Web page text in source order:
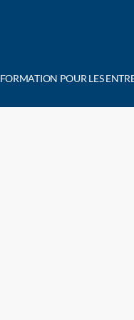
FORMATION POUR LES